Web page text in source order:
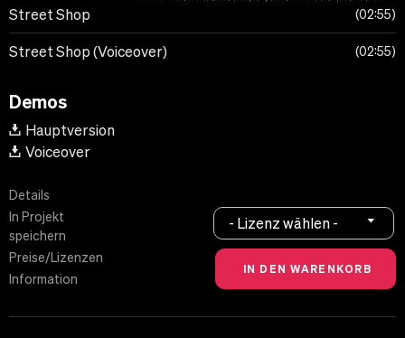
Street Shop 02:55
Street Shop (Voiceover) 02:55
Demos
Hauptversion
Voiceover
Details
In Projekt
speichern
Preise/Lizenzen
Information
- Lizenz wählen -